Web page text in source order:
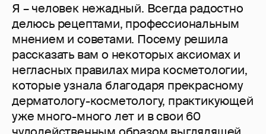
Я – человек нежадный. Всегда радостно
делюсь рецептами, профессиональным
мнением и советами. Посему решила
рассказать вам о некоторых аксиомах и
негласных правилах мира косметологии,
которые узнала благодаря прекрасному
дерматологу-косметологу, практикующей
уже много-много лет и в свои 60